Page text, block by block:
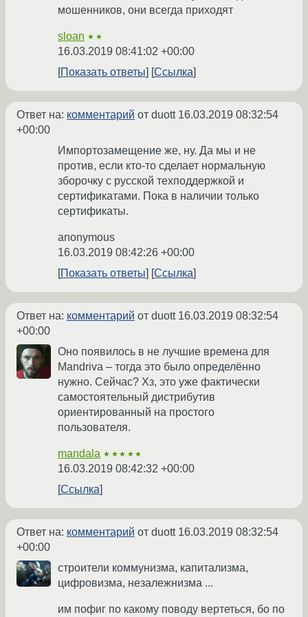
мошенников, они всегда приходят
sloan ★★
16.03.2019 08:41:02 +00:00
Показать ответы
Ссылка
Ответ на: комментарий от duott 16.03.2019 08:32:54
+00:00
Импортозамещение же, ну. Да мы и не
против, если кто-то сделает нормальную
зборочку с русской техподдержкой и
сертификатами. Пока в наличии только
сертификаты.
anonymous
16.03.2019 08:42:26 +00:00
Показать ответы
Ссылка
Ответ на: комментарий от duott 16.03.2019 08:32:54
+00:00
Оно появилось в не лучшие времена для
Mandriva – тогда это было определённо
нужно. Сейчас? Хз, это уже фактически
самостоятельный дистрибутив
ориентированный на простого
пользователя.
mandala ★★★★★
16.03.2019 08:42:32 +00:00
Ссылка
Ответ на: комментарий от duott 16.03.2019 08:32:54
+00:00
строители коммунизма, капитализма,
цифровизма, незалежнизма ...
им пофиг по какому поводу вертеться, бо по